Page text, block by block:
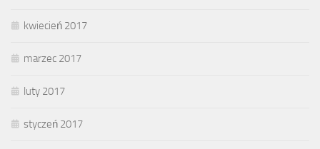
kwiecień 2017
marzec 2017
luty 2017
styczeń 2017